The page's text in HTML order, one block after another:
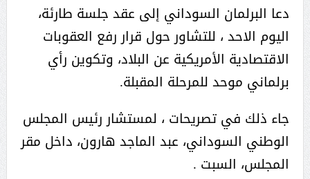
دعا البرلمان السوداني إلى عقد جلسة طارئة،
اليوم الاحد ، للتشاور حول قرار رفع العقوبات
الاقتصادية الأمريكية عن البلاد، وتكوين رأي
برلماني موحد للمرحلة المقبلة.
جاء ذلك في تصريحات ، لمستشار رئيس المجلس
الوطني السوداني، عبد الماجد هارون، داخل مقر
المجلس، السبت .